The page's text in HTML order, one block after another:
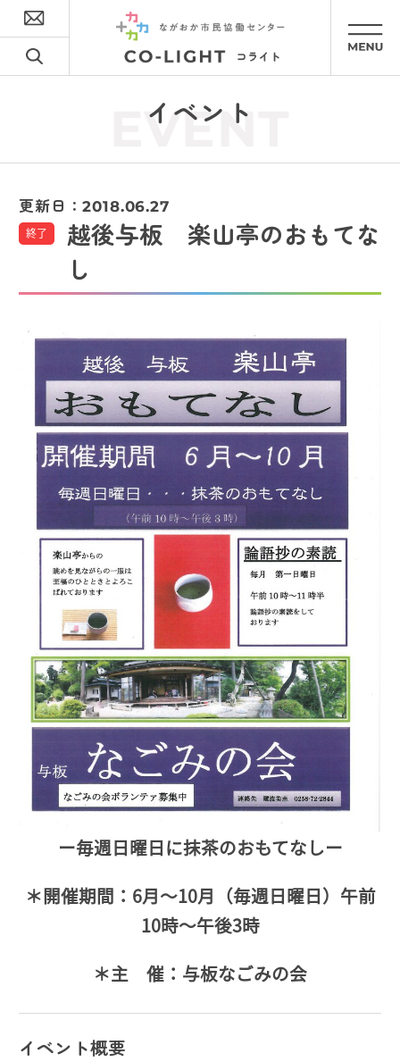
イベント
EVENT
更新日：2018.06.27
終了
越後与板 楽山亭のおもてな
し
ー毎週日曜日に抹茶のおもてなしー
＊開催期間：6月～10月（毎週日曜日）午前
10時～午後3時
＊主 催：与板なごみの会
イベント概要